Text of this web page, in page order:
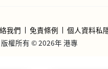
我們 免責條例
個人資料私
版權所有 © 2026年 港專